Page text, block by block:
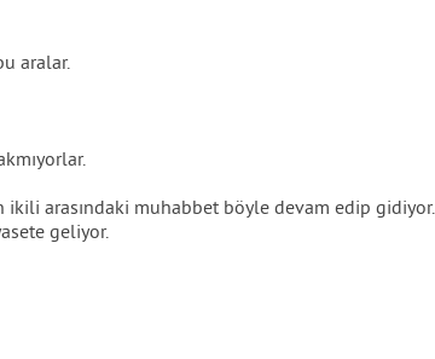
aralar.
ikili arasındaki muhabbet böyle devam edip gidiyor.
geliyor.